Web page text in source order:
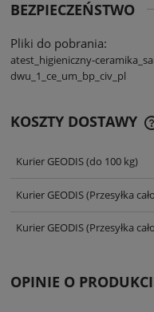
BEZPIECZEŃSTWO
Pliki do pobrania:
atest_higieniczny-
dwu_1_ce_um_bp_civ_pl
KOSZTY DOSTAWY
Kurier GEODIS(do 100 kg)
Kurier GEODIS(Przesyłka
Kurier GEODIS(Przesyłka
OPINIE O